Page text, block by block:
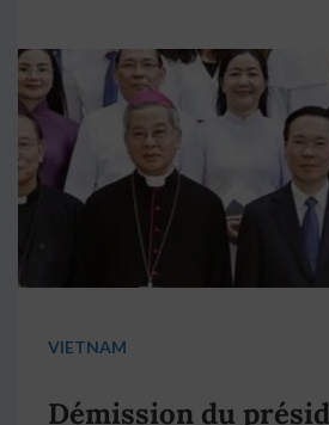
VIETNAM
Démission du